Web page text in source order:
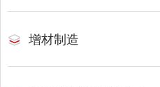
增材制造